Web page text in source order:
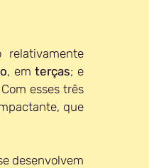
, em terças; e
esses três
que
desenvolvem